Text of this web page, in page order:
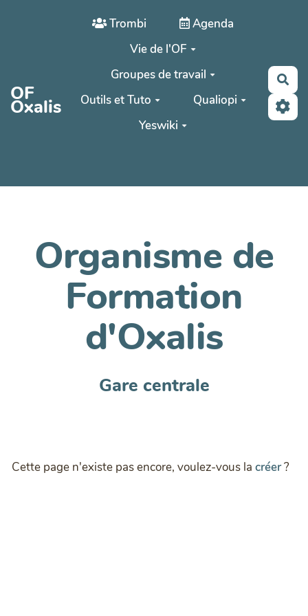
Aller au contenu principal
OF
Oxalis
Trombi
Agenda
Vie de l'OF
Groupes de travail
Outils et Tuto
Qualiopi
Yeswiki
Organisme de
Formation
d'Oxalis
Gare centrale
Cette page n'existe pas encore, voulez-vous la créer?